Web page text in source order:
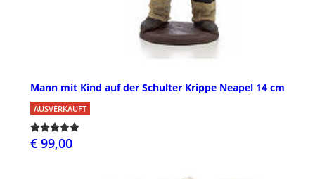
Mann mit Kind auf der Schulter Krippe Neapel 14 cm
AUSVERKAUFT
€ 99,00